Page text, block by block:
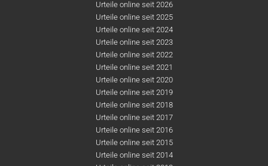
Urteile online seit 2026
Urteile online seit 2025
Urteile online seit 2024
Urteile online seit 2023
Urteile online seit 2022
Urteile online seit 2021
Urteile online seit 2020
Urteile online seit 2019
Urteile online seit 2018
Urteile online seit 2017
Urteile online seit 2016
Urteile online seit 2015
Urteile online seit 2014